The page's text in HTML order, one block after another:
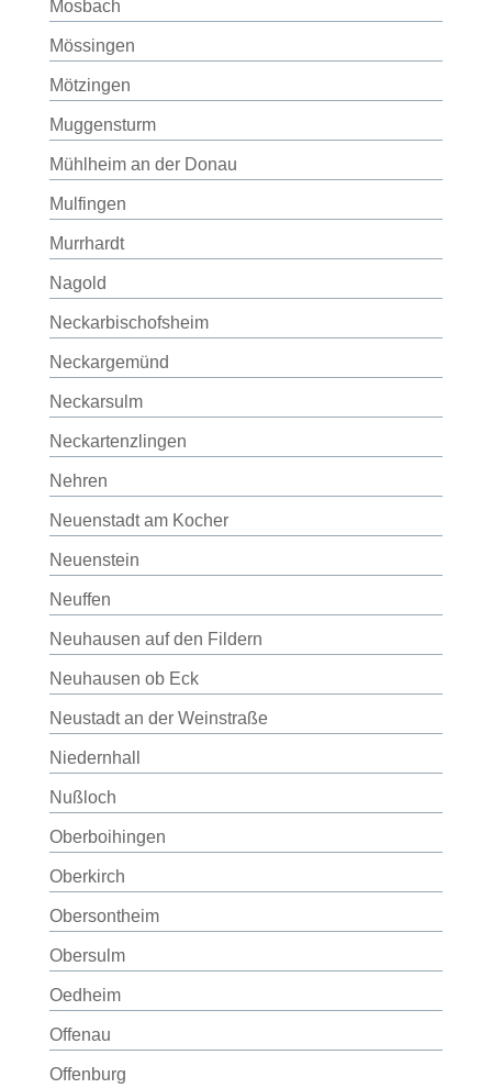
Mosbach
Mössingen
Mötzingen
Muggensturm
Mühlheim an der Donau
Mulfingen
Murrhardt
Nagold
Neckarbischofsheim
Neckargemünd
Neckarsulm
Neckartenzlingen
Nehren
Neuenstadt am Kocher
Neuenstein
Neuffen
Neuhausen auf den Fildern
Neuhausen ob Eck
Neustadt an der Weinstraße
Niedernhall
Nußloch
Oberboihingen
Oberkirch
Obersontheim
Obersulm
Oedheim
Offenau
Offenburg